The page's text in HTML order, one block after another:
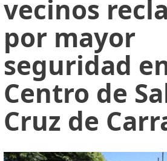
vecinos
por mayor
seguridad
Centro de
Cruz de